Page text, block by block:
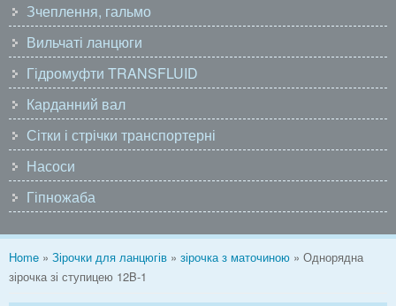
Зчеплення, гальмо
Вильчаті ланцюги
Гідромуфти TRANSFLUID
Карданний вал
Сітки і стрічки транспортерні
Насоси
Гіпножаба
You are here
Home » Зірочки для ланцюгів » зірочка з маточиною » Однорядна
зірочка зі ступицею 12B-1